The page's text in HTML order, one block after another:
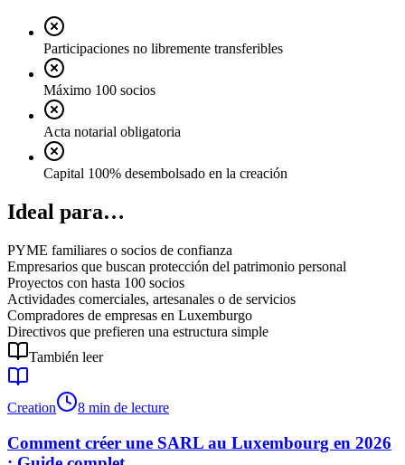
Participaciones no libremente transferibles
Máximo 100 socios
Acta notarial obligatoria
Capital 100% desembolsado en la creación
Ideal para…
PYME familiares o socios de confianza
Empresarios que buscan protección del patrimonio personal
Proyectos con hasta 100 socios
Actividades comerciales, artesanales o de servicios
Compradores de empresas en Luxemburgo
Directivos que prefieren una estructura simple
También leer
Creation 8 min de lecture
Comment créer une SARL au Luxembourg en 2026